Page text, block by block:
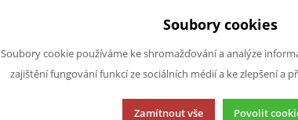
Škola
Soubory cookies
Soubory cookie používáme ke shromažďování a analýze
zajištění fungování funkcí ze sociálních médií a ke zlepšení a
Zamítnout vše Povolit